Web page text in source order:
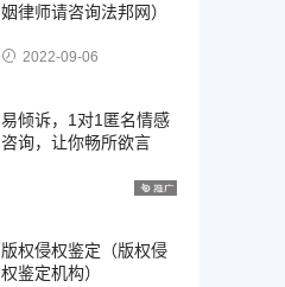
姻律师请咨询法邦网）
2022-09-06
易倾诉，1对1匿名情感
咨询，让你畅所欲言
版权侵权鉴定（版权侵
权鉴定机构）